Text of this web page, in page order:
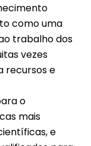
como uma
trabalho dos
vezes
recursos e
o
mais
e